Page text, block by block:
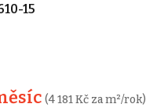
15
(4 181 Kč za m²/rok)